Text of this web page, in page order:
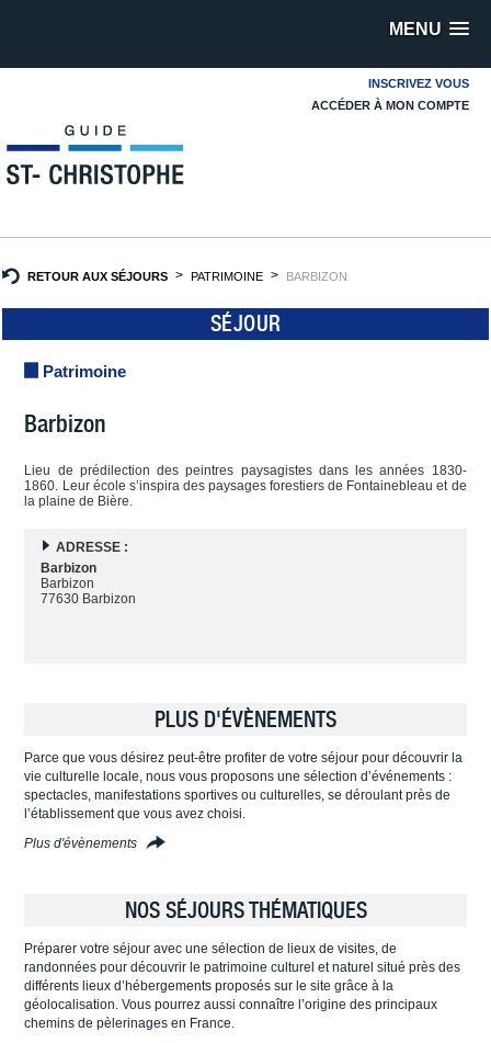
MENU
INSCRIVEZ VOUS
ACCÉDER À MON COMPTE
RETOUR AUX SÉJOURS PATRIMOINE BARBIZON
SÉJOUR
Patrimoine
Barbizon
Lieu de prédilection des peintres paysagistes dans les années 1830-
1860. Leur école s’inspira des paysages forestiers de Fontainebleau et de
la plaine de Bière.
ADRESSE :
Barbizon
Barbizon
77630 Barbizon
PLUS D'ÉVÈNEMENTS
Parce que vous désirez peut-être profiter de votre séjour pour découvrir la
vie culturelle locale, nous vous proposons une sélection d’événements :
spectacles, manifestations sportives ou culturelles, se déroulant près de
l’établissement que vous avez choisi.
Plus d'évènements
NOS SÉJOURS THÉMATIQUES
Préparer votre séjour avec une sélection de lieux de visites, de
randonnées pour découvrir le patrimoine culturel et naturel situé près des
différents lieux d’hébergements proposés sur le site grâce à la
géolocalisation. Vous pourrez aussi connaître l’origine des principaux
chemins de pèlerinages en France.